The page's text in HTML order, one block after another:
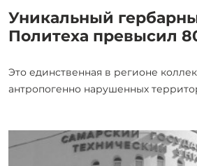
Уникальный
Политеха превысил
Это единственная в регионе
антропогенно нарушенных